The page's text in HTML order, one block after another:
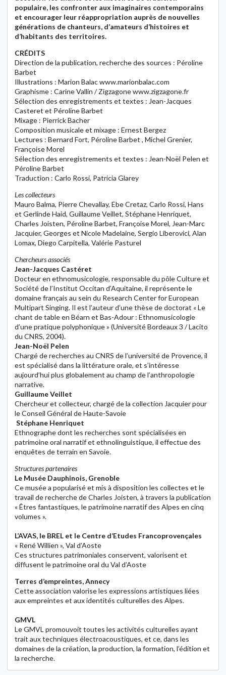
populaire, les confronter aux imaginaires contemporains
et encourager leur réappropriation auprès de nouvelles
générations de chanteurs, d’amateurs d’histoires et
d’habitants des territoires.
CRÉDITS
Direction de la publication, recherche des sources : Péroline
Barbet
Illustrations : Marion Balac www.marionbalac.com
Graphisme : Carine Vallin / Zigzagone www.zigzagone.fr
Sélection des enregistrements et textes : Jean-Jacques
Casteret et Péroline Barbet
Mixage : Pierrick Bacher
Composition musicale et mixage : Ernest Bergez
Lectures : Bernard Fort, Péroline Barbet , Michel Grenier,
Françoise Morel
Sélection des enregistrements et textes : Jean-Noël Pelen et
Péroline Barbet
Traduction : Carlo Rossi, Patricia Glarey
Les collecteurs
Mauro Balma, Pierre Chevallay, Ebe Cretaz, Carlo Rossi, Hans
et Gerlinde Haid, Guillaume Veillet, Stéphane Henriquet,
Charles Joisten, Péroline Barbet, Françoise Morel, Jean-Marc
Jacquier, Georges et Nicole Madelaine, Sergio Liberovici, Alan
Lomax, Diego Carpitella, Valérie Pasturel
Chercheurs associés
Jean-Jacques Castéret
Docteur en ethnomusicologie, responsable du pôle Culture et
Société de l’Institut Occitan d’Aquitaine, il représente le
domaine français au sein du Research Center for European
Multipart Singing. Il est l’auteur d’une thèse de doctorat « Le
chant de table en Béarn et Bas-Adour : Ethnomusicologie
d’une pratique polyphonique » (Université Bordeaux 3 / Lacito
du CNRS, 2004).
Jean-Noël Pelen
Chargé de recherches au CNRS de l’université de Provence, il
est spécialisé dans la littérature orale, et s’intéresse
aujourd’hui plus globalement au champ de l’anthropologie
narrative.
Guillaume Veillet
Chercheur et collecteur, chargé de la collection Jacquier pour
le Conseil Général de Haute-Savoie
Stéphane Henriquet
Ethnographe dont les recherches sont spécialisées en
patrimoine oral narratif et ethnolinguistique, il effectue des
enquêtes de terrain en Savoie.
Structures partenaires
Le Musée Dauphinois, Grenoble
Ce musée a popularisé et mis à disposition les collectes et le
travail de recherche de Charles Joisten, à travers la publication
« Êtres fantastiques, le patrimoine narratif des Alpes en cinq
volumes ».
L’AVAS, le BREL et le Centre d’Etudes Francoprovençales
« René Willien », Val d’Aoste
Ces structures patrimoniales conservent, valorisent et
diffusent le patrimoine oral du Val d’Aoste
Terres d’empreintes, Annecy
Cette association valorise les expressions artistiques liées
aux empreintes et aux identités culturelles des Alpes.
GMVL
Le GMVL promouvoit toutes les activités culturelles ayant
trait aux techniques électroacoustiques, et ce, dans les
domaines de la création, la production, la formation, l’édition et
la recherche.